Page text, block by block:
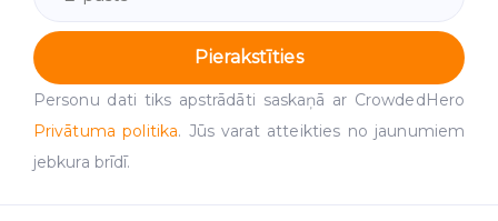
Pierakstīties
Personu dati tiks apstrādāti saskaņā ar CrowdedHero
Privātuma politika. Jūs varat atteikties no jaunumiem
jebkura brīdī.